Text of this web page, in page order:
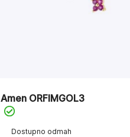
Dostupno odmah
Amen ORFIMGOL3